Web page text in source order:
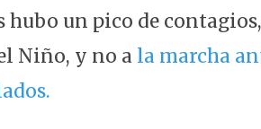
hubo un pico de
Niño, y no a la marcha